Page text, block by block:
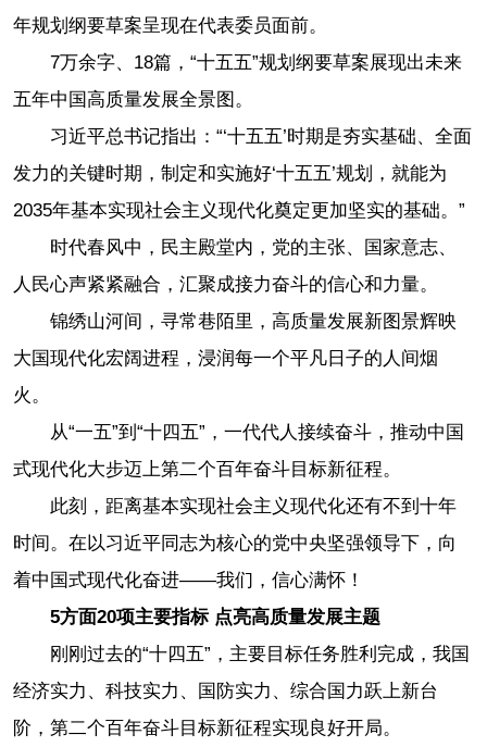
年规划纲要草案呈现在代表委员面前。
7万余字、18篇，“十五五”规划纲要草案展现出未来
五年中国高质量发展全景图。
习近平总书记指出：“‘十五五’时期是夯实基础、全面
发力的关键时期，制定和实施好‘十五五’规划，就能为
2035年基本实现社会主义现代化奠定更加坚实的基础。”
时代春风中，民主殿堂内，党的主张、国家意志、
人民心声紧紧融合，汇聚成接力奋斗的信心和力量。
锦绣山河间，寻常巷陌里，高质量发展新图景辉映
大国现代化宏阔进程，浸润每一个平凡日子的人间烟
火。
从“一五”到“十四五”，一代代人接续奋斗，推动中国
式现代化大步迈上第二个百年奋斗目标新征程。
此刻，距离基本实现社会主义现代化还有不到十年
时间。在以习近平同志为核心的党中央坚强领导下，向
着中国式现代化奋进——我们，信心满怀！
5方面20项主要指标 点亮高质量发展主题
刚刚过去的“十四五”，主要目标任务胜利完成，我国
经济实力、科技实力、国防实力、综合国力跃上新台
阶，第二个百年奋斗目标新征程实现良好开局。